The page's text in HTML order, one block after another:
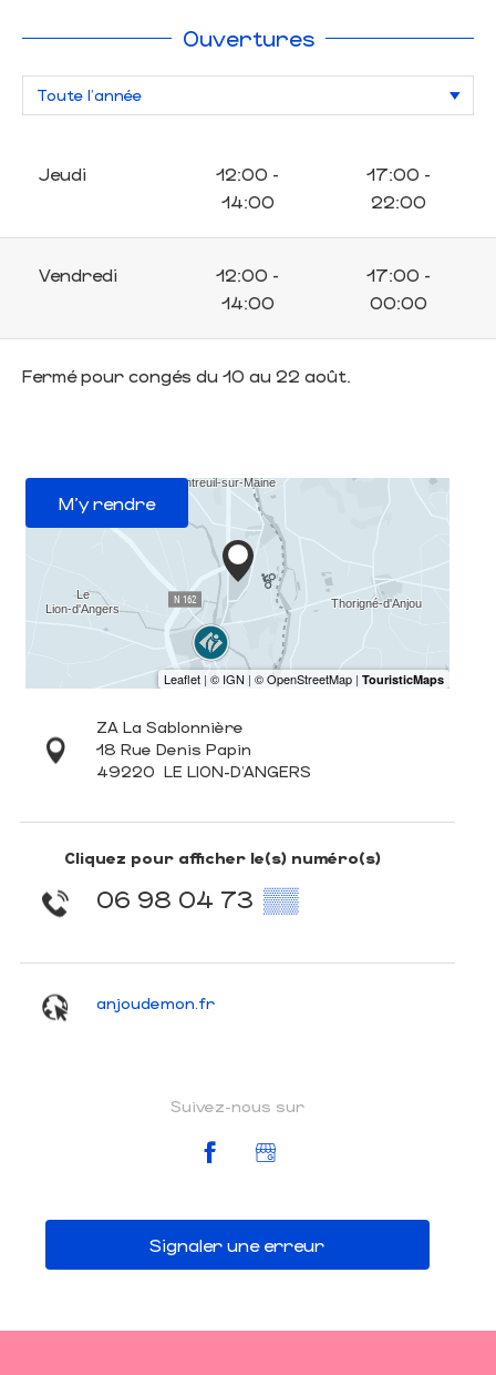
Ouvertures
Jeudi
12:00 -
14:00
17:00 -
22:00
Vendredi
12:00 -
14:00
17:00 -
00:00
Fermé pour congés du 10 au 22 août.
M'y rendre
ZA La Sablonnière
18 Rue Denis Papin
49220 LE LION-D'ANGERS
Cliquez pour afficher le(s) numéro(s)
06 98 04 73 ▒▒
anjoudemon.fr
Suivez-nous sur
Signaler une erreur